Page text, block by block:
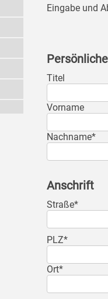
Eingabe und
Titel
Vorname
Nachname*
Anschrift
Straße*
PLZ*
Ort*